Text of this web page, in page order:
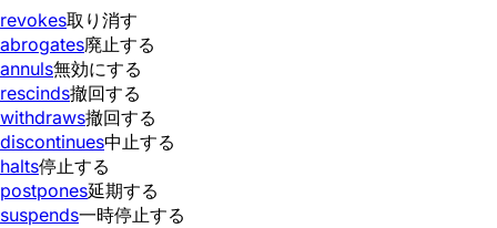
revokes取り消す
abrogates廃止する
annuls無効にする
rescinds撤回する
withdraws撤回する
discontinues中止する
halts停止する
postpones延期する
suspends一時停止する